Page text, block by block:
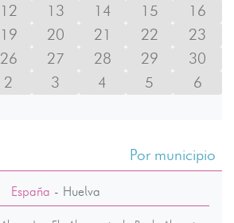
12 13 14 15
16
19 20 21 22
23
26 27 28 29
30
2 3 4 5 6
Por municipio
España - Huelva